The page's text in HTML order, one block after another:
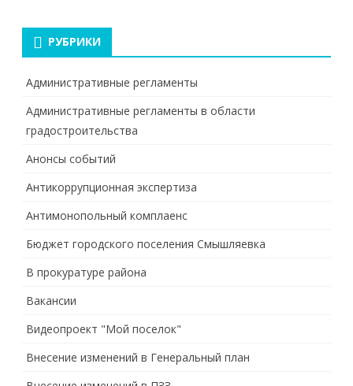
РУБРИКИ
Административные регламенты
Административные регламенты в области
градостроительства
Анонсы событий
Антикоррупционная экспертиза
Антимонопольный комплаенс
Бюджет городского поселения Смышляевка
В прокуратуре района
Вакансии
Видеопроект "Мой поселок"
Внесение изменений в Генеральный план